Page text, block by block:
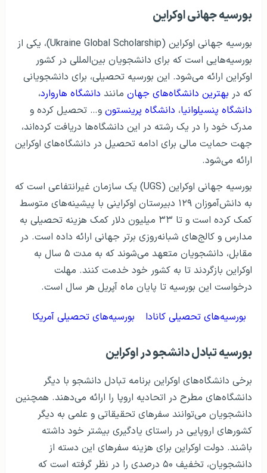
بورسیه جهانی اوکراین
بورسیه جهانی اوکراین (Ukraine Global Scholarship)، یکی از
بورسیه‌هایی است که برای دانشجویان بین‌المللی در کشور
اوکراین ارائه می‌شود. این بورسیه تحصیلی، برای دانشجویانی
که در بهترین دانشگاه‌های جهان مانند دانشگاه هاروارد،
دانشگاه پنسیلوانیا، دانشگاه پرینستون و… تحصیل کرده و
مدرک خود را در یک رشته در این دانشگاه‌ها دریافت کرد‌‌ه‌اند،
جهت حمایت مالی برای ادامه تحصیل در دانشگاه‌های اوکراین
ارائه می‌شود.
بورسیه جهانی اوکراین (UGS) یک سازمان غیرانتفاعی است که
به دانش‌آموزان ۱۲۹ دبیرستان اوکراینی با پیشینه‌های متوسط ​​
کمک کرده است و تا ۳۳ میلیون دلار کمک هزینه تحصیلی به
مدارس و کالج‌های شبانه‌روزی برتر جهانی ارائه داده است. در
مقابل، دانشجویان متعهد می‌شوند که به مدت ۵ سال به
اوکراین بازگردند تا به کشور خود خدمت کنند. مهلت
درخواست این بورسیه تا پایان ماه آپریل هر سال است.
بورسیه‌های تحصیلی کانادا بورسیه‌های تحصیلی آمریکا
بورسیه تبادل دانشجو در اوکراین
برخی دانشگاه‌های اوکراین برنامه تبادل دانشجو با دیگر
دانشگاه‌های مطرح در اتحادیه اروپا را ارائه می‌دهند. همچنین
دانشجویان می‌توانند سفرهای تحقیقاتی و علمی به دیگر
کشورهای اروپایی در راستای یادگیری بیشتر خود داشته
باشند. دولت اوکراین برای هزینه‌ سفرهای این دسته از
دانشجویان، تخفیف ۵۰ درصدی را در نظر گرفته است که